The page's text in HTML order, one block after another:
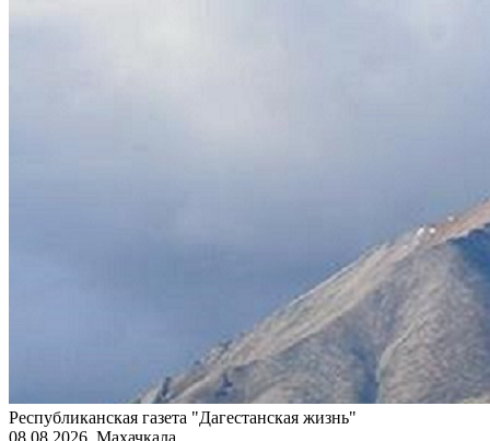
Республиканская газета "Дагестанская жизнь"
08.08.2026, Махачкала,